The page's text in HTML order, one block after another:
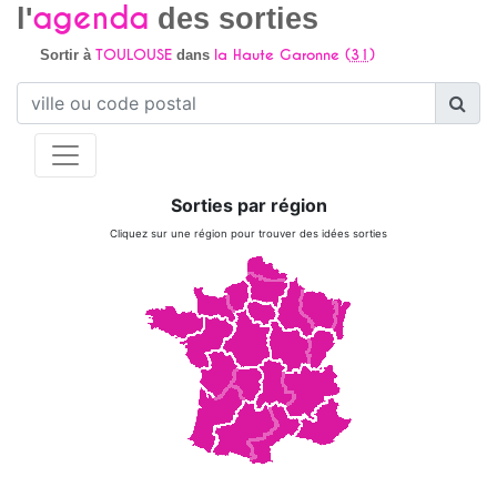
l'agenda des sorties
Sortir à TOULOUSEdans la Haute Garonne (31)
Sorties par région
Cliquez sur une région pour trouver des idées sorties